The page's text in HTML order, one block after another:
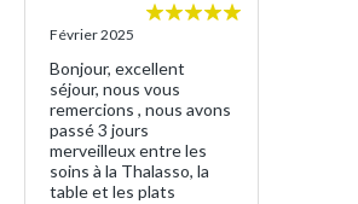
Février 2025
Bonjour, excellent
séjour, nous vous
remercions , nous avons
passé 3 jours
merveilleux entre les
soins à la Thalasso, la
table et les plats